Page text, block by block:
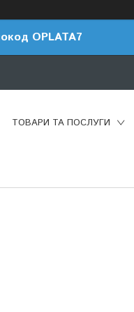
OPLATA7
ТОВАРИ ТА ПОСЛУГИ